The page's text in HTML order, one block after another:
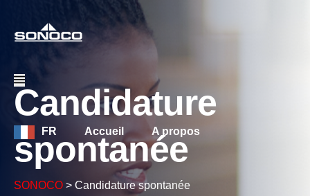
FR Accueil A propos
Candidature
spontanée
SONOCO > Candidature spontanée